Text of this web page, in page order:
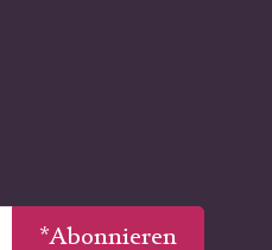
*Abonnieren